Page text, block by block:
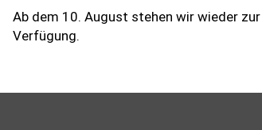
Ab dem 10. August stehen wir wieder zur
Verfügung.